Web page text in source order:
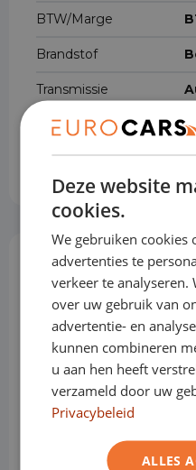
BTW/Marge
Brandstof
Transmissie
Gewicht
Cilinderinhoud
Opties &
Achterbank in
Deze website
cookies.
We gebruiken cookies
advertenties te
verkeer te
over uw gebruik van
advertentie- en
kunnen combineren
u aan hen heeft
verzameld door uw
Privacybeleid
ALLES